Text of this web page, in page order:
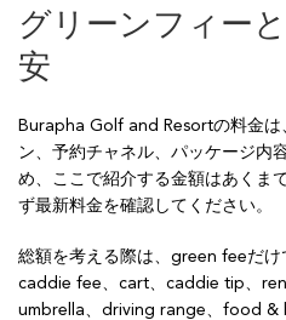
グリーンフィー
安
Burapha Golf and Resortの料金は
ン、予約チャネル、パッケージ内
め、ここで紹介する金額はあくま
ず最新料金を確認してください。
総額を考える際は、green feeだけ
caddie fee、cart、caddie tip、
umbrella、driving range、food &